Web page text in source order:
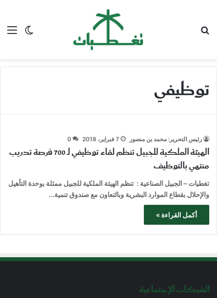
الوضع
توظيفي
رئيس التحرير: محمد بن منصور 7 فبراير، 2018 0
الهيئة الملكية للجبيل تنظم لقاء توظيفي لـ 700 فرصة تدريب
منتهي بالتوظيف
تغطيات – الجبيل الصناعية : تنظم الهيئة الملكية للجبيل ممثلة بوحدة التأهيل
والإحلال بقطاع الموارد البشرية وبالتعاون مع صندوق تنمية…
أكمل القراءة »
الشبكات الإجتماعية